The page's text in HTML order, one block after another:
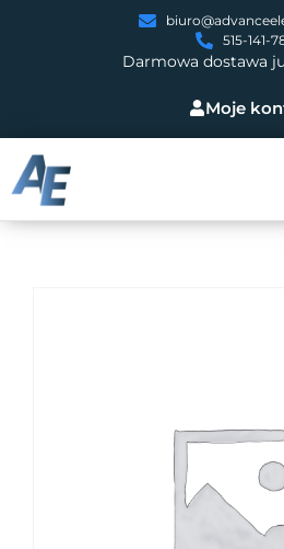
Moje
Darmowa dostawa
515-141-